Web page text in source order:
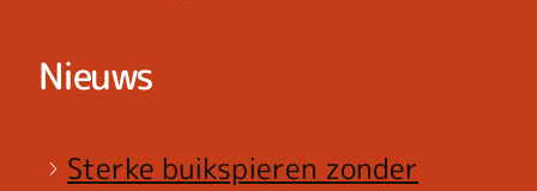
Nieuws
Sterke buikspieren zonder